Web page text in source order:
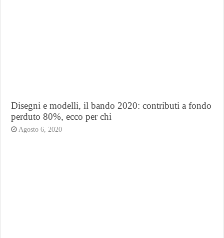
Disegni e modelli, il bando 2020: contributi a fondo
perduto 80%, ecco per chi
Agosto 6, 2020